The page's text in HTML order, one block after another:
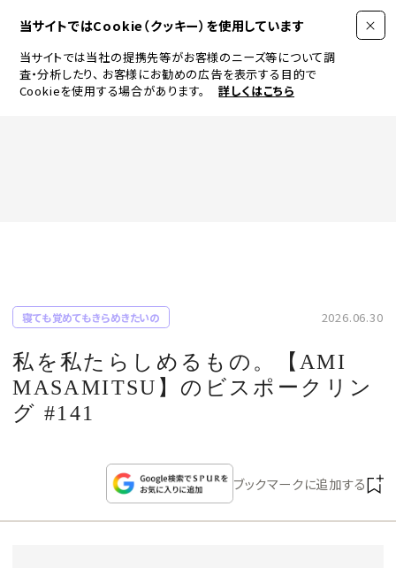
当サイトではCookie（クッキー）を使用しています
当サイトでは当社の提携先等がお客様のニーズ等について調
査・分析したり、 お客様にお勧めの広告を表示する目的で
Cookieを使用する場合があります。
詳しくはこちら
JEWELRY & WATCH
LIFESTYLE
CULTURE
CELEBRITY
寝ても覚めてもきらめきたいの 2026.06.30
私を私たらしめるもの。【AMI
MASAMITSU】のビスポークリン
グ #141
ブックマークに追加する